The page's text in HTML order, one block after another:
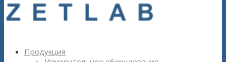
Продукция